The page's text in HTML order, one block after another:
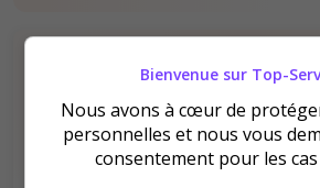
Bienvenue sur Top-
Nous avons à cœur de
personnelles et nous vous
consentement pour les